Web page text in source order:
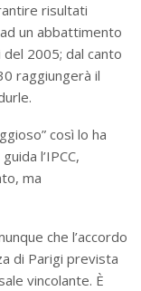
risultati
un abbattimento
2005; dal canto
raggiungerà il
così lo ha
l’IPCC,
ma
che l’accordo
di Parigi prevista
vincolante. È